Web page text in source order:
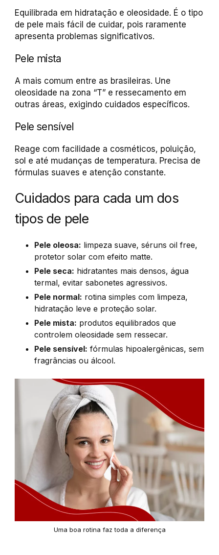
Equilibrada em hidratação e oleosidade. É o tipo
de pele mais fácil de cuidar, pois raramente
apresenta problemas significativos.
Pele mista
A mais comum entre as brasileiras. Une
oleosidade na zona “T” e ressecamento em
outras áreas, exigindo cuidados específicos.
Pele sensível
Reage com facilidade a cosméticos, poluição,
sol e até mudanças de temperatura. Precisa de
fórmulas suaves e atenção constante.
Cuidados para cada um dos
tipos de pele
Pele oleosa: limpeza suave, séruns oil free,
protetor solar com efeito matte.
Pele seca: hidratantes mais densos, água
termal, evitar sabonetes agressivos.
Pele normal: rotina simples com limpeza,
hidratação leve e proteção solar.
Pele mista: produtos equilibrados que
controlem oleosidade sem ressecar.
Pele sensível: fórmulas hipoalergênicas, sem
fragrâncias ou álcool.
Uma boa rotina faz toda a diferença